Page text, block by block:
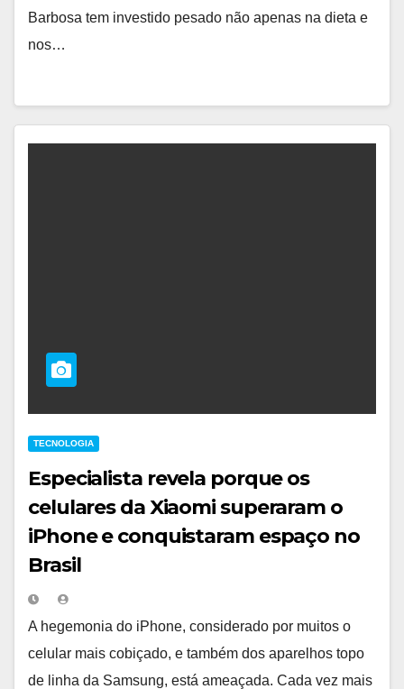
Barbosa tem investido pesado não apenas na dieta e
nos…
TECNOLOGIA
Especialista revela porque os
celulares da Xiaomi superaram o
iPhone e conquistaram espaço no
Brasil
A hegemonia do iPhone, considerado por muitos o
celular mais cobiçado, e também dos aparelhos topo
de linha da Samsung, está ameaçada. Cada vez mais